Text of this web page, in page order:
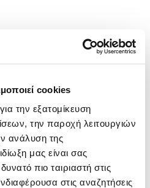
cookies
την εξατομίκευση
την παροχή λειτουργιών
ανάλυση της
μας είναι σας
πιο ταιριαστή στις
στις αναζητήσεις